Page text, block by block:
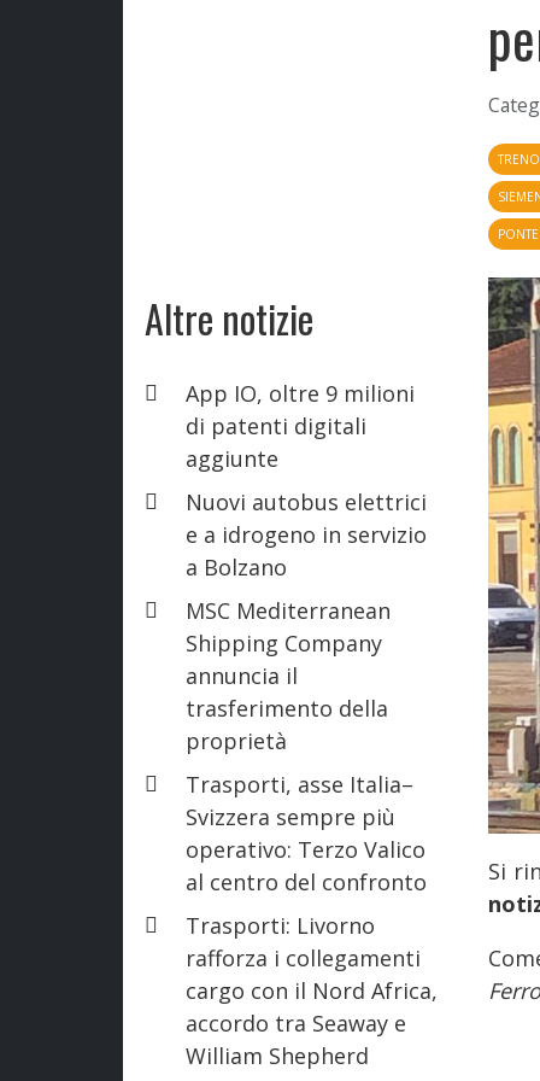
Altre notizie
App IO, oltre 9 milioni
di patenti digitali
aggiunte
Nuovi autobus elettrici
e a idrogeno in servizio
a Bolzano
MSC Mediterranean
Shipping Company
annuncia il
trasferimento della
proprietà
Trasporti, asse Italia–
Svizzera sempre più
operativo: Terzo Valico
al centro del confronto
Trasporti: Livorno
rafforza i collegamenti
cargo con il Nord Africa,
accordo tra Seaway e
William Shepherd
Si